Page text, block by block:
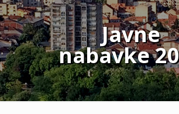
Javne
nabavke